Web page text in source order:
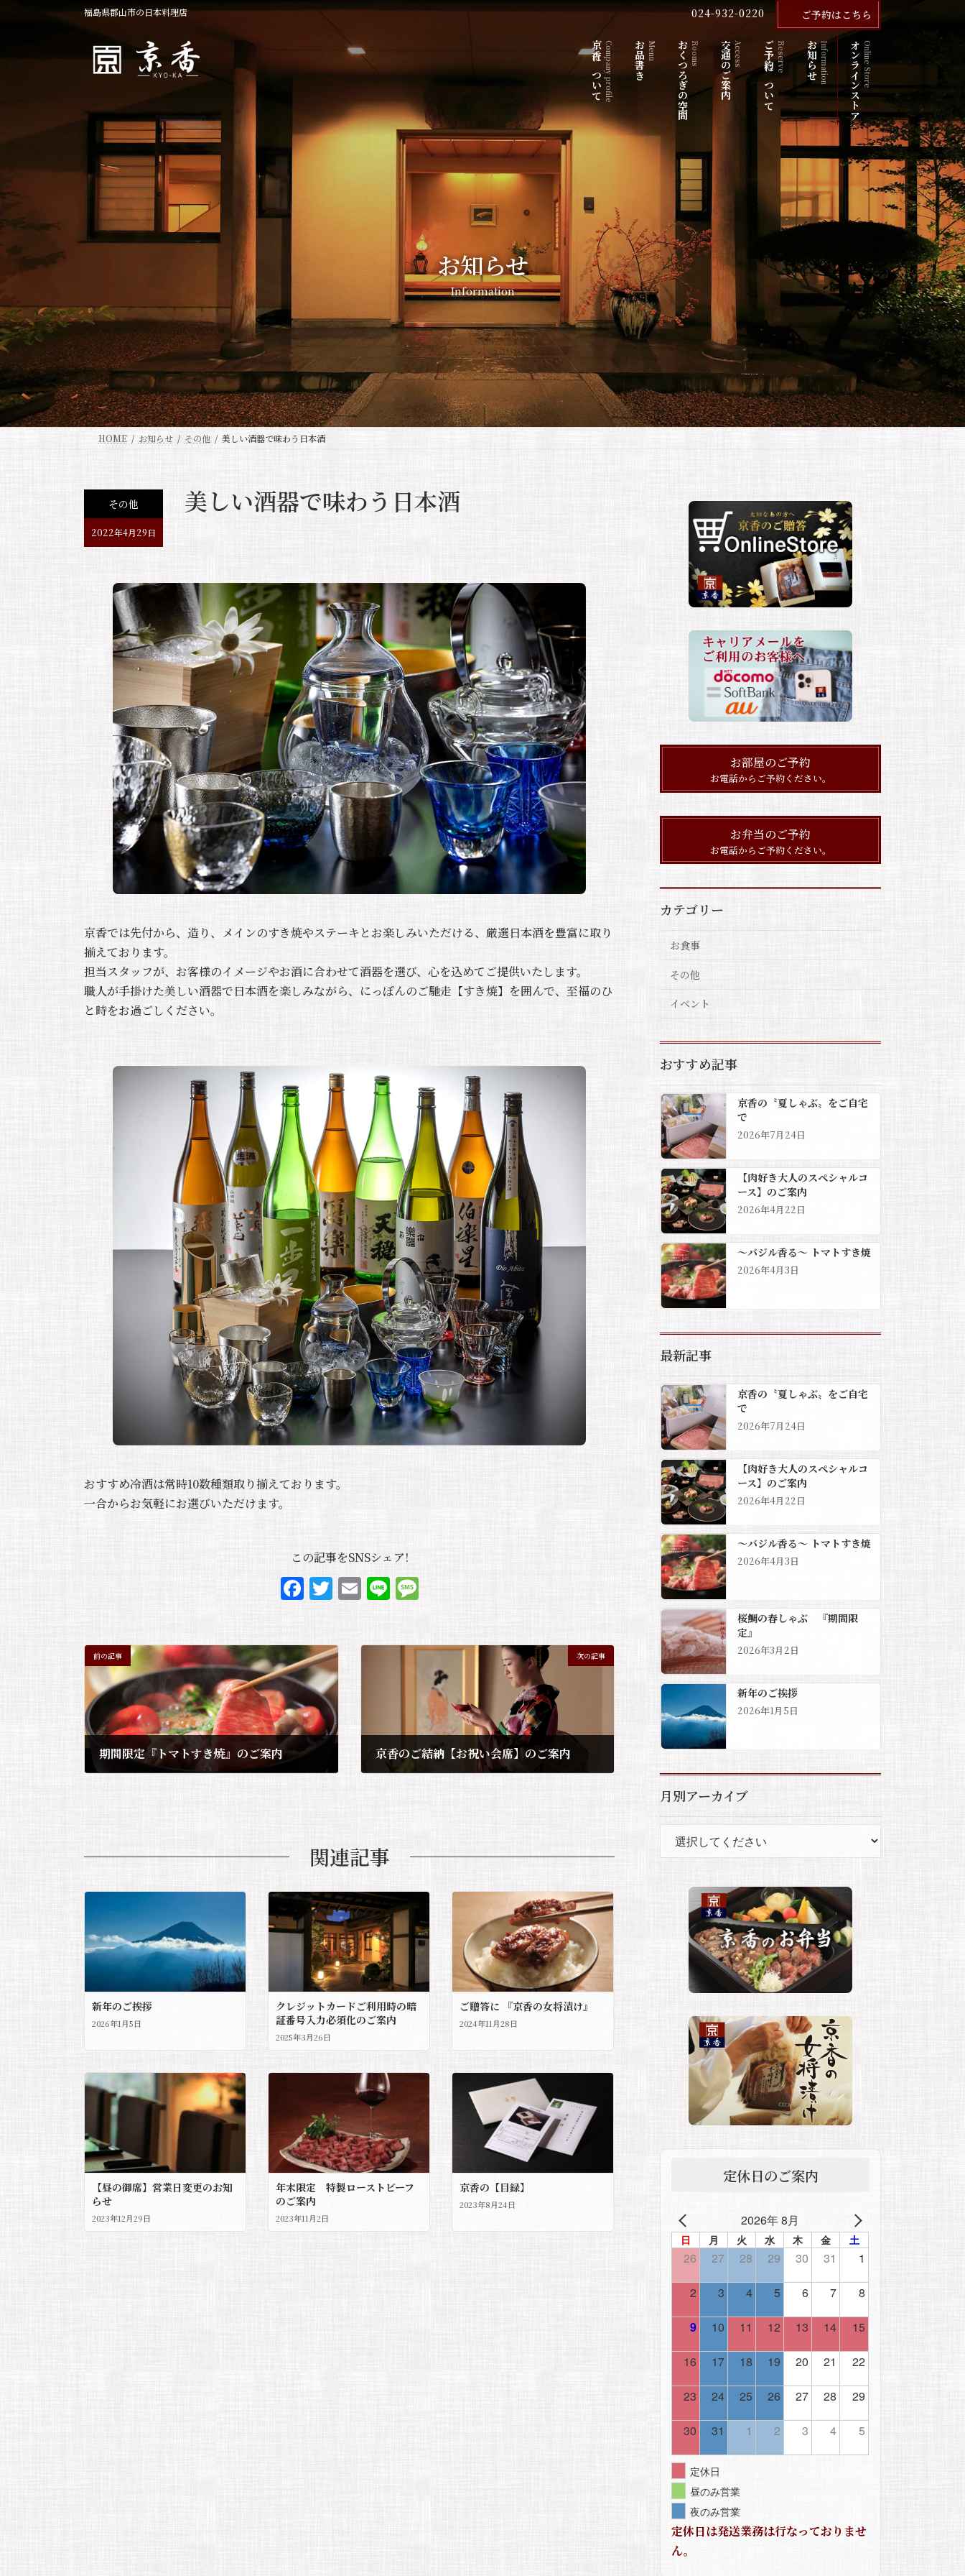
福島県郡山市の日本料理店 024-932-0220 ご予約はこちら
京香についてCompany profile お品書き Menu おくつろぎの空間Rooms 交通のご案内Access ご予約についてReserve お知らせInformation オンラインストアOnline Store
お知らせ
Information
HOME お知らせ その他 美しい酒器で味わう日本酒
その他
2022年4月29日
美しい酒器で味わう日本酒
京香では先付から、造り、メインのすき焼やステーキとお楽しみいただける、厳選日本酒を豊富に取り
揃えております。
担当スタッフが、お客様のイメージやお酒に合わせて酒器を選び、心を込めてご提供いたします。
職人が手掛けた美しい酒器で日本酒を楽しみながら、にっぽんのご馳走【すき焼】を囲んで、至福のひ
と時をお過ごしください。
おすすめ冷酒は常時10数種類取り揃えております。
一合からお気軽にお選びいただけます。
この記事をSNSシェア!
F
e
b
o
o
k
T
te
r
E LiM
a
g
e
前の記事
期間限定『トマトすき焼』のご案内
次の記事
京香のご結納【お祝い会席】のご案内
関連記事
新年のご挨拶
2026年1月5日
クレジットカードご利用時の暗
証番号入力必須化のご案内
2025年3月26日
ご贈答に 『京香の女将漬け』
2024年11月28日
【昼の御席】営業日変更のお知
らせ
2023年12月29日
年末限定 特製ローストビーフ
のご案内
2023年11月2日
京香の【目録】
2023年8月24日
お部屋のご予約
お電話からご予約ください。
お弁当のご予約
お電話からご予約ください。
カテゴリー
お食事
その他
イベント
おすすめ記事
京香の〝夏しゃぶ〟をご自宅
で
2026年7月24日
【肉好き大人のスペシャルコ
ース】のご案内
2026年4月22日
～バジル香る～ トマトすき焼
2026年4月3日
最新記事
京香の〝夏しゃぶ〟をご自宅
で
2026年7月24日
【肉好き大人のスペシャルコ
ース】のご案内
2026年4月22日
～バジル香る～ トマトすき焼
2026年4月3日
桜鯛の春しゃぶ 『期間限
定』
2026年3月2日
新年のご挨拶
2026年1月5日
月別アーカイブ
定休日のご案内
2026年 8月
日 月 火 水 木 金 土
26 27 28 29 30 31 1
2 3 4 5 6 7 8
9 10 11 12 13 14 15
16 17 18 19 20 21 22
23 24 25 26 27 28 29
30 31 1 2 3 4 5
定休日
昼のみ営業
夜のみ営業
定休日は発送業務は行なっておりませ
ん。